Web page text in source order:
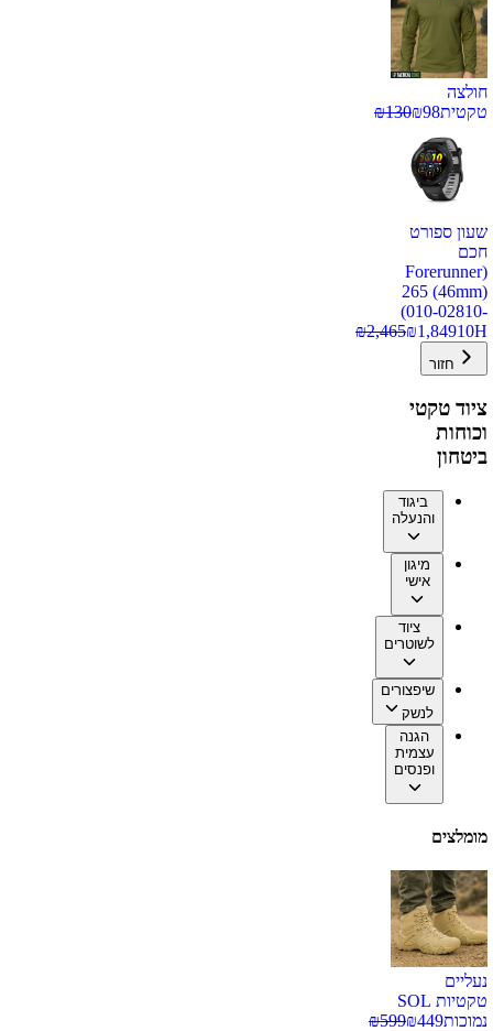
חולצה
טקטית
₪98
₪130
שעון ספורט
חכם
(Forerunner
265 (46mm)
(010-02810-
10H
₪1,849
₪2,465
חזור
ציוד טקטי
וכוחות
ביטחון
ביגוד
והנעלה
מיגון
אישי
ציוד
לשוטרים
שיפצורים
לנשק
הגנה
עצמית
ופנסים
מומלצים
נעליים
טקטיות SOL
נמוכות
₪449
₪599